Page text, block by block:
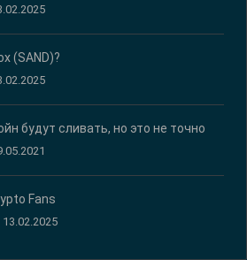
(SAND)?
будут сливать, но это не точно
Fans
13.02.2025